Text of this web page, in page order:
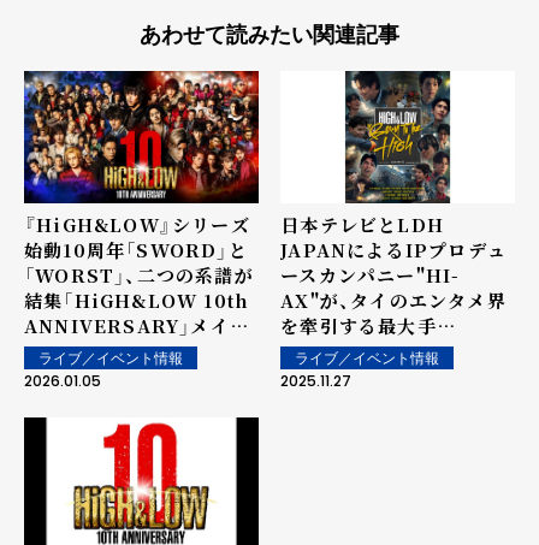
あわせて読みたい関連記事
『HiGH&LOW』シリーズ
始動10周年「SWORD」と
「WORST」、二つの系譜が
結集「HiGH&LOW 10th
ANNIVERSARY」メイン
ビジュアル解禁！
ライブ／イベント情報
2026.01.05
日本テレビとLDH
JAPANによるIPプロデュ
ースカンパニー"HI-
AX"が、タイのエンタメ界
を牽引する最大手
GMMTVとタッグを組み
シリーズ初の海外進出！
ライブ／イベント情報
2025.11.27